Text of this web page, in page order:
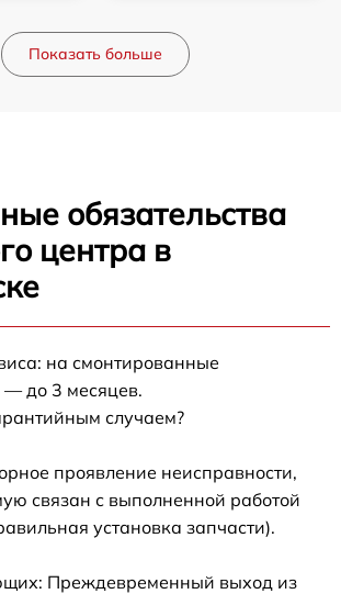
Показать больше
обязательства
центра в
на смонтированные
до 3 месяцев.
случаем?
проявление неисправности,
связан с выполненной работой
установка запчасти).
Преждевременный выход из